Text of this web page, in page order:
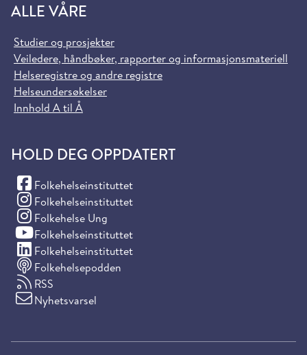
ALLE VÅRE
Studier og prosjekter
Veiledere, håndbøker, rapporter og informasjonsmateriell
Helseregistre og andre registre
Helseundersøkelser
Innhold A til Å
HOLD DEG OPPDATERT
Folkehelseinstituttet
(Facebook)
Folkehelseinstituttet
(Instagram)
Folkehelse Ung
(Instagram)
Folkehelseinstituttet
(YouTube)
Folkehelseinstituttet
(LinkedIn)
Folkehelsepodden
RSS
Nyhetsvarsel